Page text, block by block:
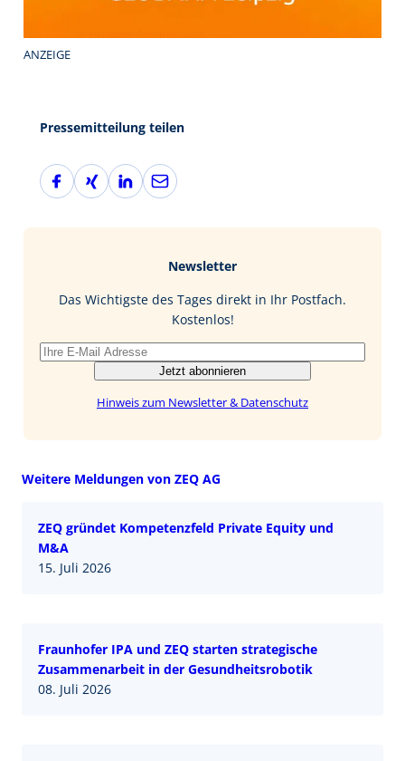
ANZEIGE
Pressemitteilung teilen
F
a
X
i
L
i
I
E
-
Newsletter
Das Wichtigste des Tages direkt in Ihr Postfach.
Kostenlos!
Jetzt abonnieren
Hinweis zum Newsletter & Datenschutz
Weitere Meldungen von ZEQ AG
ZEQ gründet Kompetenzfeld Private Equity und
M&A
15. Juli 2026
Fraunhofer IPA und ZEQ starten strategische
Zusammenarbeit in der Gesundheitsrobotik
08. Juli 2026